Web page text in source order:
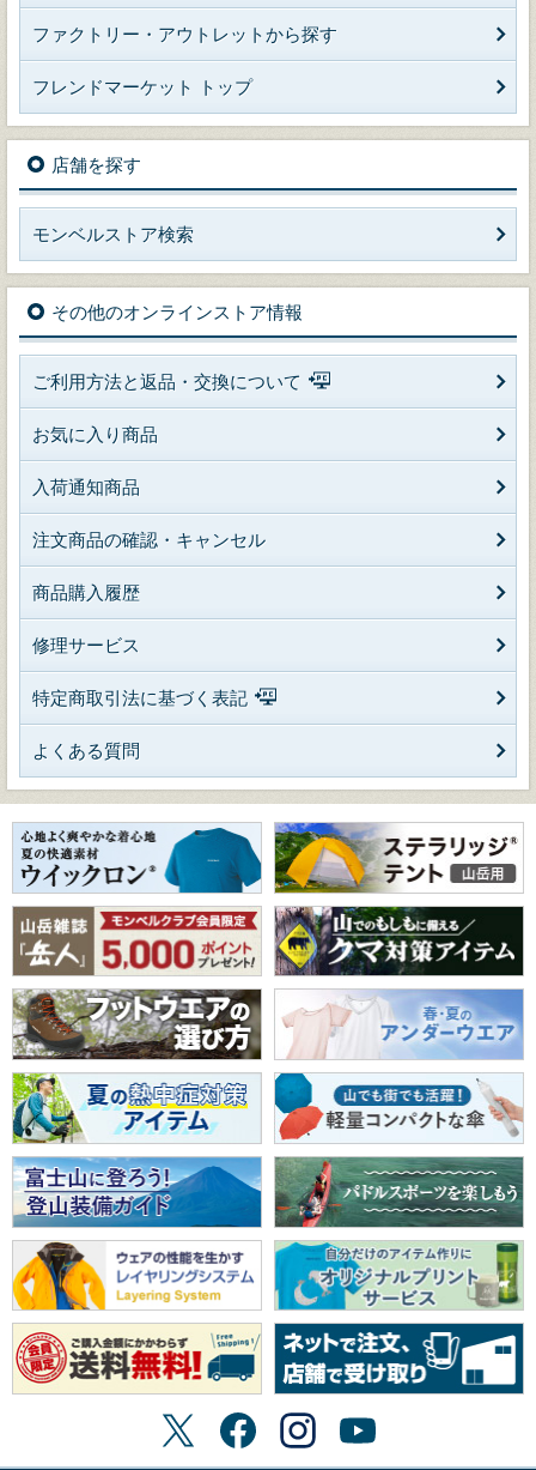
ファクトリー・アウトレットから探す
フレンドマーケット トップ
店舗を探す
モンベルストア検索
その他のオンラインストア情報
ご利用方法と返品・交換について
お気に入り商品
入荷通知商品
注文商品の確認・キャンセル
商品購入履歴
修理サービス
特定商取引法に基づく表記
よくある質問